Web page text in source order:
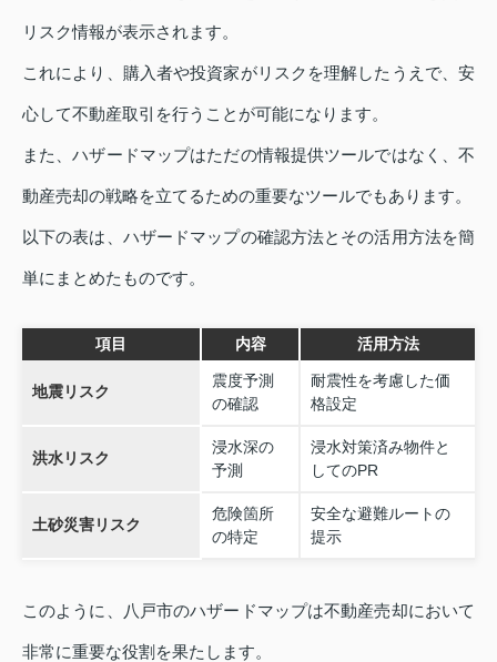
リスク情報が表示されます。
これにより、購入者や投資家がリスクを理解したうえで、安
心して不動産取引を行うことが可能になります。
また、ハザードマップはただの情報提供ツールではなく、不
動産売却の戦略を立てるための重要なツールでもあります。
以下の表は、ハザードマップの確認方法とその活用方法を簡
単にまとめたものです。
項目 内容 活用方法
地震リスク
震度予測
の確認
耐震性を考慮した価
格設定
洪水リスク
浸水深の
予測
浸水対策済み物件と
してのPR
土砂災害リスク
危険箇所
の特定
安全な避難ルートの
提示
このように、八戸市のハザードマップは不動産売却において
非常に重要な役割を果たします。